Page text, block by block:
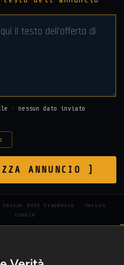
· nessun dato inviato
ANNUNCIO ]
dato trasmesso · nessun
cookie